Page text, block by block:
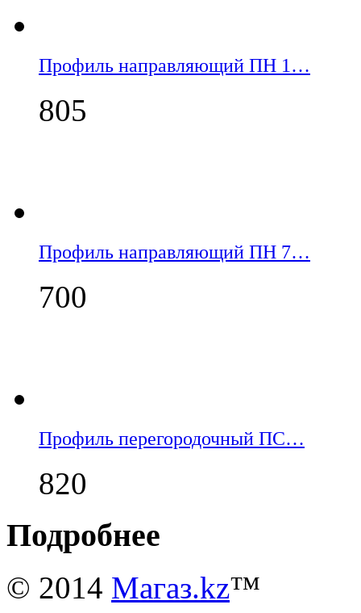
Профиль направляющий ПН 1…
805
Профиль направляющий ПН 7…
700
Профиль перегородочный ПС…
820
Подробнее
© 2014 Магаз.kz™